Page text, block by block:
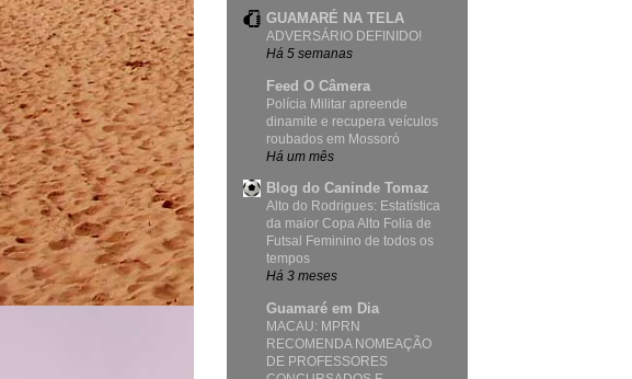
GUAMARÉ NA TELA
ADVERSÁRIO DEFINIDO!
Há 5 semanas
Feed O Câmera
Polícia Militar apreende
dinamite e recupera veículos
roubados em Mossoró
Há um mês
Blog do Caninde Tomaz
Alto do Rodrigues: Estatística
da maior Copa Alto Folia de
Futsal Feminino de todos os
tempos
Há 3 meses
Guamaré em Dia
MACAU: MPRN
RECOMENDA NOMEAÇÃO
DE PROFESSORES